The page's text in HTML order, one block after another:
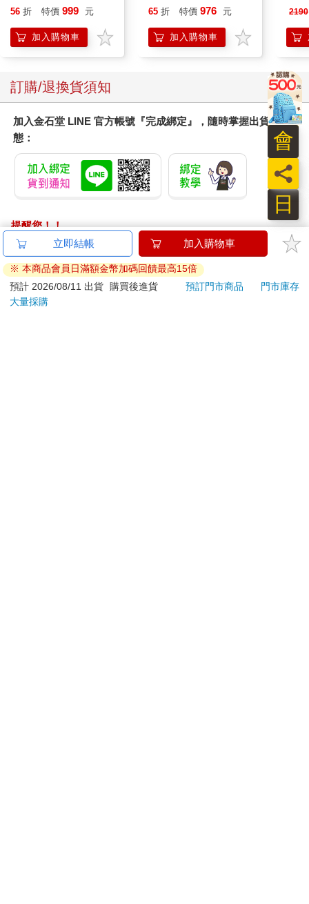
平煎鍋30cm
56 折 特價 999 元
加入購物車
金緻7重玻尿酸高效保
140ml/金瓶(Premium
臉部肌膚護理乳霜,素
65 折 特價 976 元
加入購物車
肩/
膝
2190
訂購/退換貨須知
加入金石堂 LINE 官方帳號『完成綁定』，隨時掌握出貨動
態：
提醒您！！
金石堂及銀行均不會請您操作ATM! 如接獲電話要求您前往
ATM提款機，請不要聽從指示，以免受騙上當！
退換貨須知：
**提醒您，鑑賞期不等於試用期，退回商品須為全新狀態**
立即結帳 加入購物車
※ 本商品會員日滿額金幣加碼回饋最高15倍
預計 2026/08/11 出貨
購買後進貨 預訂門市商品
門市庫存
大量採購
日
員
會